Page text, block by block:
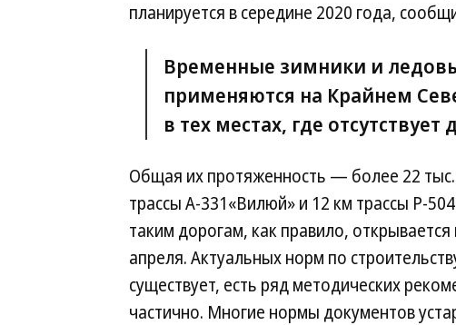
планируется в середине 2020 года,
Временные зимники и
применяются на Крайнем
в тех местах, где
Общая их протяженность — более 22
трассы А-331«Вилюй» и 12 км трассы Р-
таким дорогам, как правило,
апреля. Актуальных норм по
существует, есть ряд методических
частично. Многие нормы документов